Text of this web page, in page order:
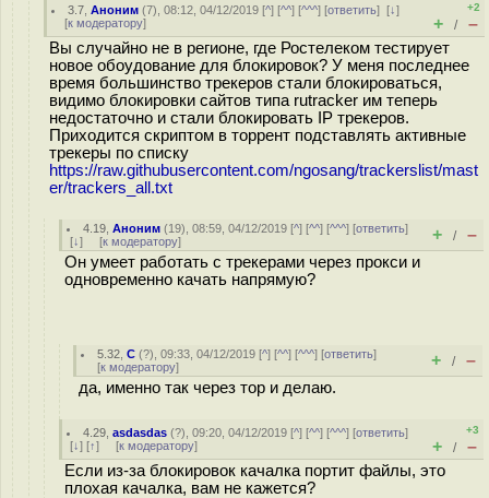
3.7 ,Аноним (7), 08:12, 04/12/2019 [^] [^^] [^^^] [ответить][↓]
[к модератору]
+2
+ / –
Вы случайно не в регионе, где Ростелеком тестирует
новое обоудование для блокировок? У меня последнее
время большинство трекеров стали блокироваться,
видимо блокировки сайтов типа rutracker им теперь
недостаточно и стали блокировать IP трекеров.
Приходится скриптом в торрент подставлять активные
трекеры по списку
https://raw.githubusercontent.com/ngosang/trackerslist/mast
er/trackers_all.txt
4.19 ,Аноним (19), 08:59, 04/12/2019 [^] [^^] [^^^] [ответить]
[↓] [к модератору] + / –
Он умеет работать с трекерами через прокси и
одновременно качать напрямую?
5.32 ,C (?), 09:33, 04/12/2019 [^] [^^] [^^^] [ответить]
[к модератору] + / –
да, именно так через тор и делаю.
4.29 ,asdasdas (?), 09:20, 04/12/2019 [^] [^^] [^^^] [ответить]
[↓] [↑] [к модератору]
+3
+ / –
Если из-за блокировок качалка портит файлы, это
плохая качалка, вам не кажется?